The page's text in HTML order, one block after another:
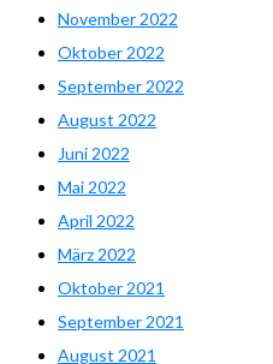
November 2022
Oktober 2022
September 2022
August 2022
Juni 2022
Mai 2022
April 2022
März 2022
Oktober 2021
September 2021
August 2021